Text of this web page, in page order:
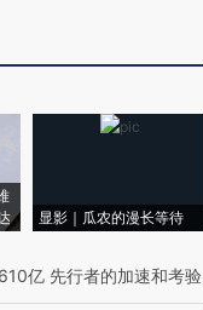
显影｜瓜农的漫长等待
亿 先行者的加速和考验